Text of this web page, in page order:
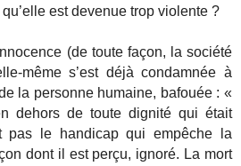
qu’elle est devenue trop violente ?
(de toute façon, la société
même s’est déjà condamnée à
la personne humaine, bafouée : «
dehors de toute dignité qui était
pas le handicap qui empêche la
dont il est perçu, ignoré. La mort